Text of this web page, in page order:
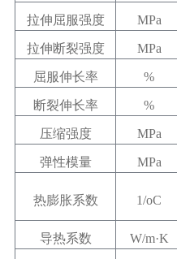
拉伸屈服强度 MPa
拉伸断裂强度 MPa
屈服伸长率 %
断裂伸长率 %
压缩强度 MPa
弹性模量 MPa
热膨胀系数 1/oC
导热系数 W/m·K